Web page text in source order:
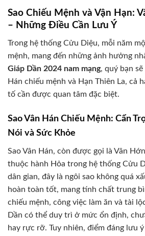
Sao Chiếu Mệnh và Vận Hạn:
– Những Điều Cần Lưu Ý
Trong hệ thống Cửu Diệu, mỗi năm
mệnh, mang đến những ảnh hưởng
Giáp Dần 2024 nam mạng, quý bạn sẽ
Hán chiếu mệnh và Hạn Thiên La, cả
tố cần được quan tâm đặc biệt.
Sao Vân Hán Chiếu Mệnh: Cẩn
Nói và Sức Khỏe
Sao Vân Hán, còn được gọi là Vân
thuộc hành Hỏa trong hệ thống Cửu
dân gian, đây là ngôi sao không quá
hoàn toàn tốt, mang tính chất trung
chiếu mệnh, công việc làm ăn và tài
Dần có thể duy trì ở mức ổn định,
hay rực rỡ. Tuy nhiên, điểm đáng lưu